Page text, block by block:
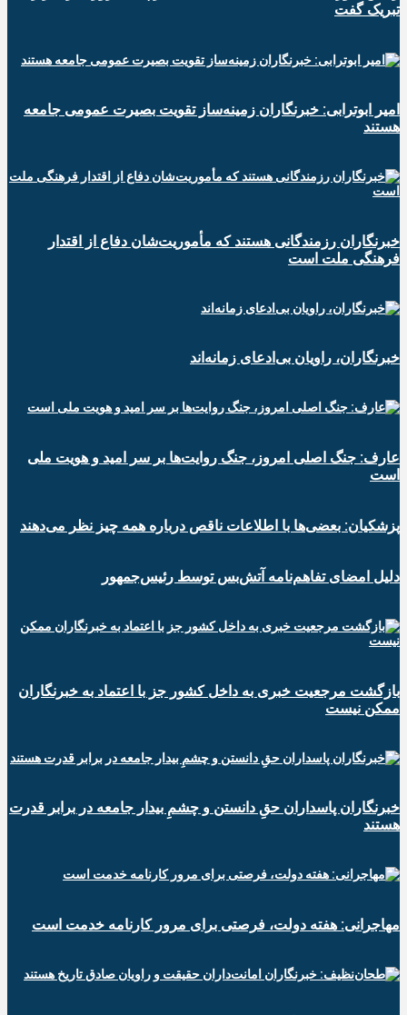
تبریک گفت
امیر ابوترابی: خبرنگاران زمینه‌ساز تقویت بصیرت عمومی جامعه
هستند
خبرنگاران رزمندگانی هستند که مأموریت‌شان دفاع از اقتدار
فرهنگی ملت است
خبرنگاران، راویان بی‌ادعای زمانه‌اند
عارف: جنگ اصلی امروز، جنگ روایت‌ها بر سر امید و هویت ملی
است
پزشکیان: بعضی‌ها با اطلاعات ناقص درباره همه چیز نظر می‌دهند
دلیل امضای تفاهم‌نامه آتش‌بس توسط رئیس‌جمهور
بازگشت مرجعیت خبری به داخل کشور جز با اعتماد به خبرنگاران
ممکن نیست
‏خبرنگاران پاسداران حقِ دانستن و چشمِ بیدار جامعه در برابر قدرت
هستند
مهاجرانی: هفته دولت، فرصتی برای مرور کارنامه خدمت است